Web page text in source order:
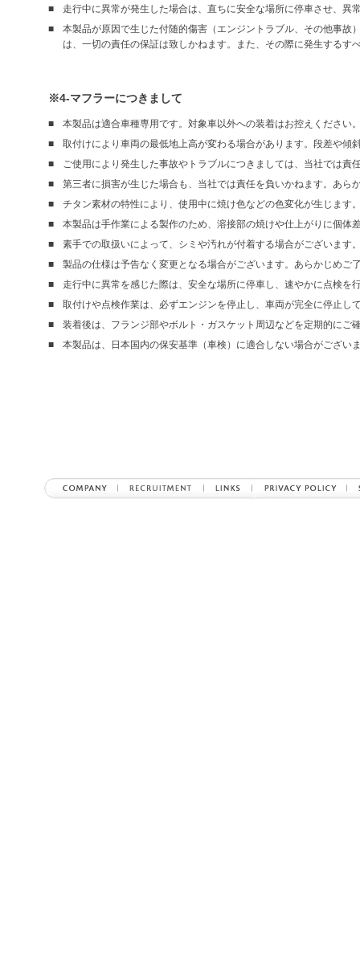
走行中に異常が発生した場合は、直ちに安全な場所に停車させ、異
本製品が原因で生じた付随的傷害（エンジントラブル、その他事
は、一切の責任の保証は致しかねます。また、その際に発生する
※4-マフラーにつきまして
本製品は適合車種専用です。対象車以外への装着はお控えください
取付けにより車両の最低地上高が変わる場合があります。段差や傾
ご使用により発生した事故やトラブルにつきましては、当社では
第三者に損害が生じた場合も、当社では責任を負いかねます。あら
チタン素材の特性により、使用中に焼け色などの色変化が生じま
本製品は手作業による製作のため、溶接部の焼けや仕上がりに個体
素手での取扱いによって、シミや汚れが付着する場合がございます
製品の仕様は予告なく変更となる場合がございます。あらかじめご
走行中に異常を感じた際は、安全な場所に停車し、速やかに点検を
取付けや点検作業は、必ずエンジンを停止し、車両が完全に停止し
装着後は、フランジ部やボルト・ガスケット周辺などを定期的にご
本製品は、日本国内の保安基準（車検）に適合しない場合がござ